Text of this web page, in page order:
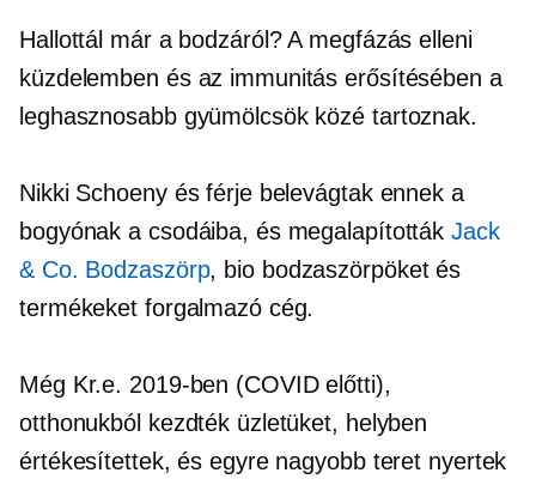
Hallottál már a bodzáról? A megfázás elleni
küzdelemben és az immunitás erősítésében a
leghasznosabb gyümölcsök közé tartoznak.
Nikki Schoeny és férje belevágtak ennek a
bogyónak a csodáiba, és megalapítottákJack
& Co. Bodzaszörp, bio bodzaszörpöket és
termékeket forgalmazó cég.
Még Kr.e. 2019-ben (COVID előtti),
otthonukból kezdték üzletüket, helyben
értékesítettek, és egyre nagyobb teret nyertek